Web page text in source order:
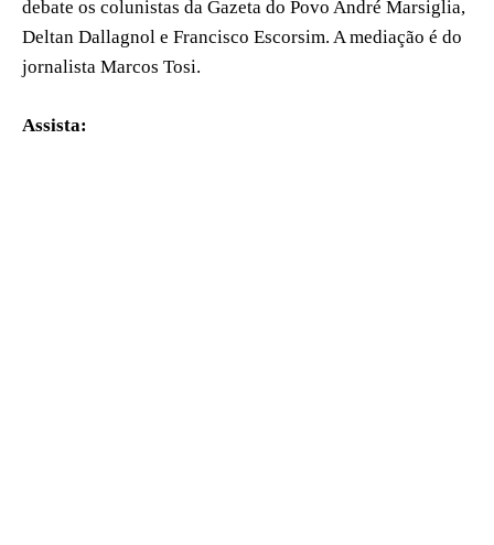
debate os colunistas da Gazeta do Povo André Marsiglia,
Deltan Dallagnol e Francisco Escorsim. A mediação é do
jornalista Marcos Tosi.
Assista: